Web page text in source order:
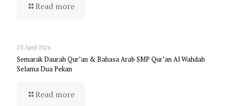
Read more
23 April 2026
Semarak Daurah Qur’an & Bahasa Arab SMP Qur’an Al Wahdah
Selama Dua Pekan
Read more